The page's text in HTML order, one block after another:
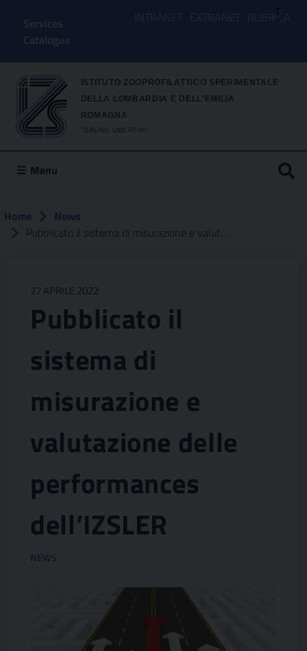
⋮
Services
Catalogue
INTRANET EXTRANET RUBRICA
ISTITUTO ZOOPROFILATTICO SPERIMENTALE
DELLA LOMBARDIA E DELL'EMILIA
ROMAGNA
"BRUNO UBERTINI"
Menu
Home
News
Pubblicato il sistema di misurazione e valutazione delle performances dell’izsler
27 APRILE 2022
Pubblicato il
sistema di
misurazione e
valutazione delle
performances
dell’IZSLER
NEWS